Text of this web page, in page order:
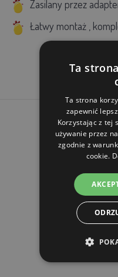
Zasilany przez
Łatwy montaż ,
Ta
Ta strona
zapewnić
Korzystając z tej
używanie przez
zgodnie z
cookie.